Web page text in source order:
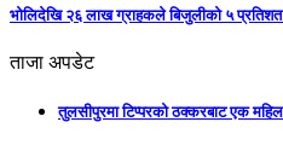
भोलिदेखि २६ लाख ग्राहकले बिजुलीको ५ प्रतिशत
ताजा अपडेट
तुलसीपुरमा टिप्परको ठक्करबाट एक